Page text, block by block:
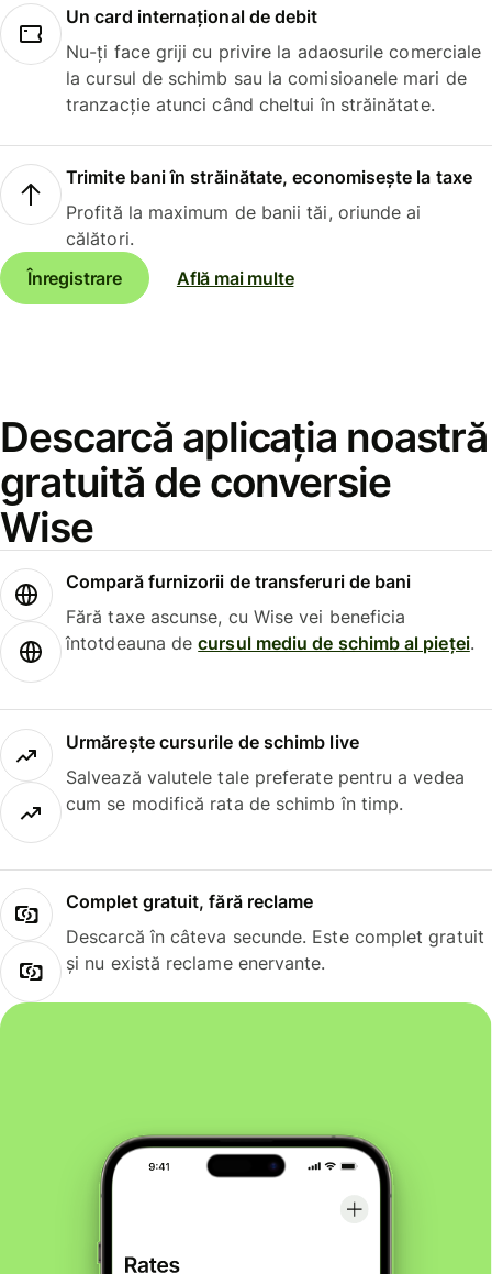
Un card internațional de debit
Nu-ți face griji cu privire la adaosurile comerciale
la cursul de schimb sau la comisioanele mari de
tranzacție atunci când cheltui în străinătate.
Trimite bani în străinătate, economisește la taxe
Profită la maximum de banii tăi, oriunde ai
călători.
Înregistrare
Află mai multe
Descarcă aplicația noastră
gratuită de conversie
Wise
Compară furnizorii de transferuri de bani
Fără taxe ascunse, cu Wise vei beneficia
întotdeauna decursul mediu de schimb al pieței.
Urmărește cursurile de schimb live
Salvează valutele tale preferate pentru a vedea
cum se modifică rata de schimb în timp.
Complet gratuit, fără reclame
Descarcă în câteva secunde. Este complet gratuit
și nu există reclame enervante.